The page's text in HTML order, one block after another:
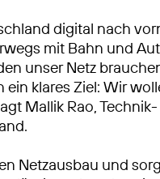
digital nach
mit Bahn und
unser Netz
klares Ziel: Wir
Mallik Rao,
Netzausbau und